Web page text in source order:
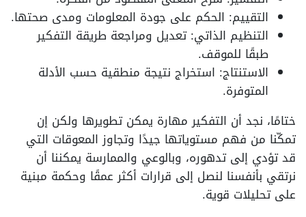
التقييم: الحكم على جودة المعلومات ومدى صحتها.
التنظيم الذاتي: تعديل ومراجعة طريقة التفكير
طبقًا للموقف.
الاستنتاج: استخراج نتيجة منطقية حسب الأدلة
المتوفرة.
ختامًا، نجد أن التفكير مهارة يمكن تطويرها ولكن إن
تمكّنا من فهم مستوياتها جيدًا وتجاوز المعوقات التي
قد تؤدي إلى تدهوره، وبالوعي والممارسة يمكننا أن
نرتقي بأنفسنا لنصل إلى قرارات أكثر عمقًا وحكمة مبنية
على تحليلات قوية.